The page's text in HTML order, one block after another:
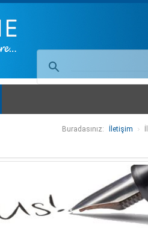
Buradasınız: İletişim